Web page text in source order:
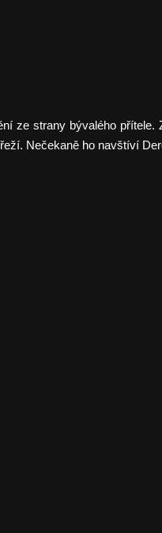
ze strany bývalého
Nečekaně ho navštíví